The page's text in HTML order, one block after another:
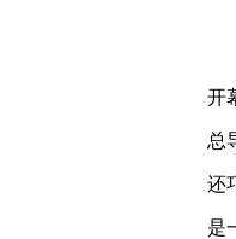
开
总
还
是